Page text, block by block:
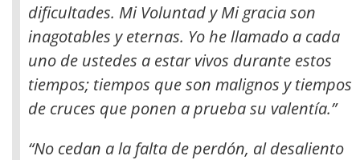
dificultades. Mi Voluntad y Mi gracia son
inagotables y eternas. Yo he llamado a cada
uno de ustedes a estar vivos durante estos
tiempos; tiempos que son malignos y tiempos
de cruces que ponen a prueba su valentía.”
“No cedan a la falta de perdón, al desaliento